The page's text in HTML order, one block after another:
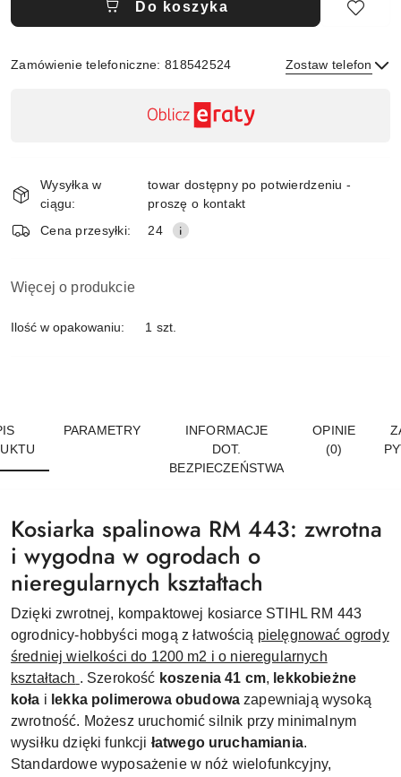
Do koszyka
Zamówienie telefoniczne: 818542524 Zostaw telefon
dostawa
Wysyłka w
ciągu:
towar dostępny po potwierdzeniu -
proszę o kontakt
Cena przesyłki:
24
Więcej o produkcie
Ilość w opakowaniu: 1 szt.
PARAMETRY
INFORMACJE
DOT.
BEZPIECZEŃSTWA
OPINIE
(0)
Kosiarka spalinowa RM 443: zwrotna
i wygodna w ogrodach o
nieregularnych kształtach
Dzięki zwrotnej, kompaktowej kosiarce STIHL RM 443
ogrodnicy-hobbyści mogą z łatwością pielęgnować ogrody
średniej wielkości do 1200 m2 i o nieregularnych
kształtach . Szerokość koszenia 41 cm, lekkobieżne
koła i lekka polimerowa obudowa zapewniają wysoką
zwrotność. Możesz uruchomić silnik przy minimalnym
wysiłku dzięki funkcji łatwego uruchamiania.
Standardowe wyposażenie w nóż wielofunkcyjny,